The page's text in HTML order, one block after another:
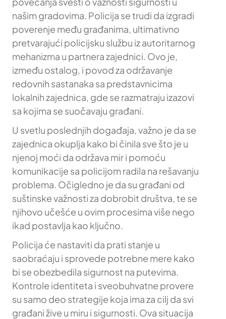
našim gradovima. Policija se trudi da izgradi
poverenje među građanima, ultimativno
pretvarajući policijsku službu iz autoritarnog
mehanizma u partnera zajednici. Ovo je,
između ostalog, i povod za održavanje
redovnih sastanaka sa predstavnicima
lokalnih zajednica, gde se razmatraju izazovi
sa kojima se suočavaju građani.
U svetlu poslednjih događaja, važno je da se
zajednica okuplja kako bi činila sve što je u
njenoj moći da održava mir i pomoću
komunikacije sa policijom radila na rešavanju
problema. Očigledno je da su građani od
suštinske važnosti za dobrobit društva, te se
njihovo učešće u ovim procesima više nego
ikad postavlja kao ključno.
Policija će nastaviti da prati stanje u
saobraćaju i sprovede potrebne mere kako
bi se obezbedila sigurnost na putevima.
Kontrole identiteta i sveobuhvatne provere
su samo deo strategije koja ima za cilj da svi
građani žive u miru i sigurnosti. Ova situacija